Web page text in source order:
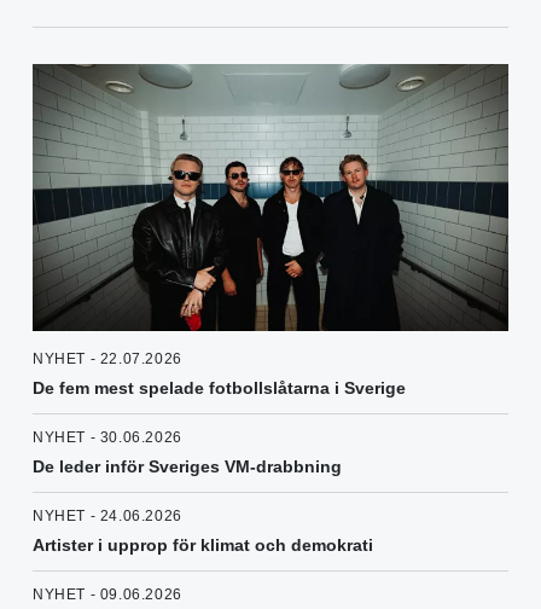
NYHET - 22.07.2026
De fem mest spelade fotbollslåtarna i Sverige
NYHET - 30.06.2026
De leder inför Sveriges VM-drabbning
NYHET - 24.06.2026
Artister i upprop för klimat och demokrati
NYHET - 09.06.2026